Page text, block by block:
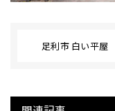
足利市 白い平屋